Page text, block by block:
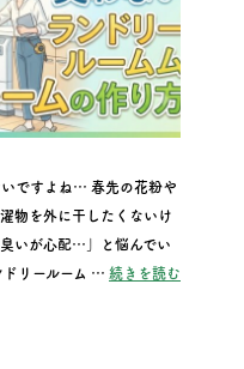
ですよね… 春先の花粉や
物を外に干したくないけ
いが心配…」と悩んでい
ドリールーム … 続きを読む“花粉や